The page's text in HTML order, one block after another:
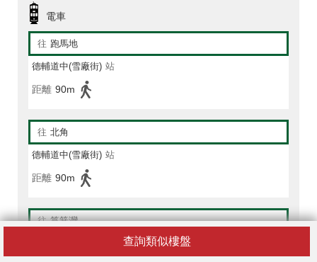
查詢類似樓盤
電車
往 跑馬地
德輔道中(雪廠街) 站
距離 90m
往 北角
德輔道中(雪廠街) 站
距離 90m
往 筲箕灣